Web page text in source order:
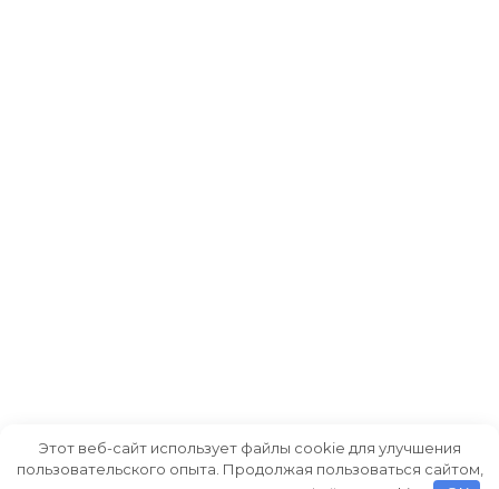
Этот веб-сайт использует файлы cookie для улучшения
пользовательского опыта. Продолжая пользоваться сайтом,